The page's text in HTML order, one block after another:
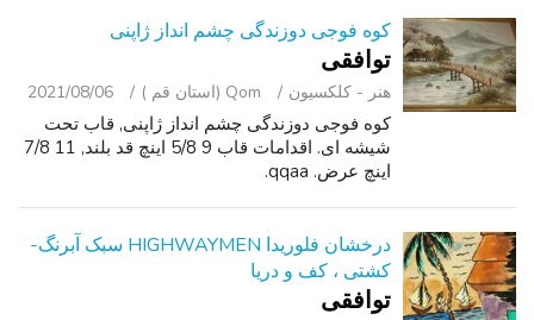
کوه فوجی دوزندگی چشم انداز ژاپنی
توافقی
هنر - کلکسیون Qom (استان قم ) 2021/08/06
کوه فوجی دوزندگی چشم انداز ژاپنی, قاب تحت
شیشه ای. اقدامات قاب 9 5/8 اینچ قد بلند, 11 7/8
اینچ عرض. qqaa.
درخشان فلوریدا HIGHWAYMEN سبک آبرنگ-
کشتی ، کف و دریا
توافقی